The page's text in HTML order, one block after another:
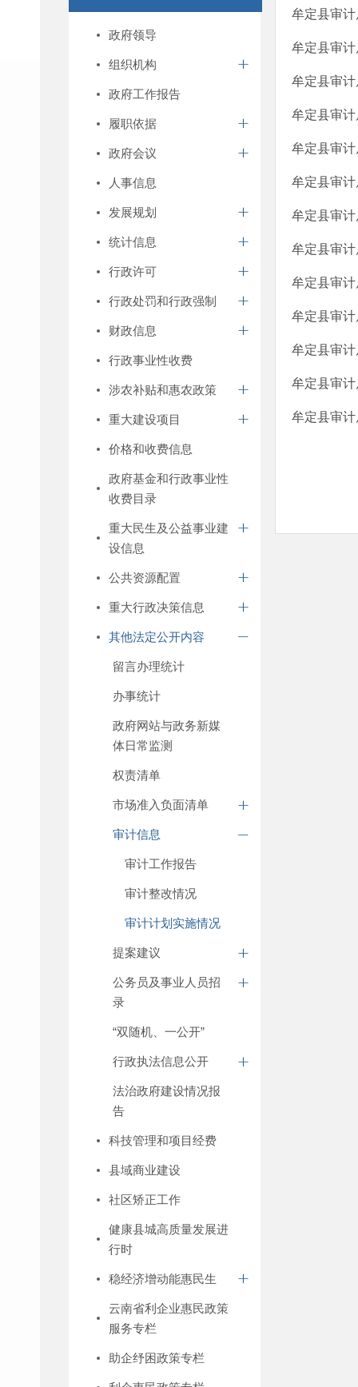
政府领导
组织机构
政府工作报告
履职依据
政府会议
人事信息
发展规划
统计信息
行政许可
行政处罚和行政强制
财政信息
行政事业性收费
涉农补贴和惠农政策
重大建设项目
价格和收费信息
政府基金和行政事业性
收费目录
重大民生及公益事业建
设信息
公共资源配置
重大行政决策信息
其他法定公开内容
留言办理统计
办事统计
政府网站与政务新媒
体日常监测
权责清单
市场准入负面清单
审计信息
审计工作报告
审计整改情况
审计计划实施情况
提案建议
公务员及事业人员招
录
“双随机、一公开”
行政执法信息公开
法治政府建设情况报
告
科技管理和项目经费
县域商业建设
社区矫正工作
健康县城高质量发展进
行时
稳经济增动能惠民生
云南省利企业惠民政策
服务专栏
助企纾困政策专栏
牟定县审
牟定县审
牟定县审
牟定县审
牟定县审
牟定县审
牟定县审
牟定县审
牟定县审
牟定县审
牟定县审
牟定县审
牟定县审